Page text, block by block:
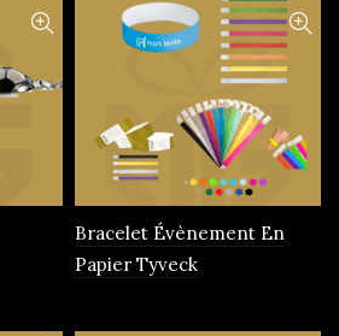
Bracelet Évènement En
Papier Tyveck